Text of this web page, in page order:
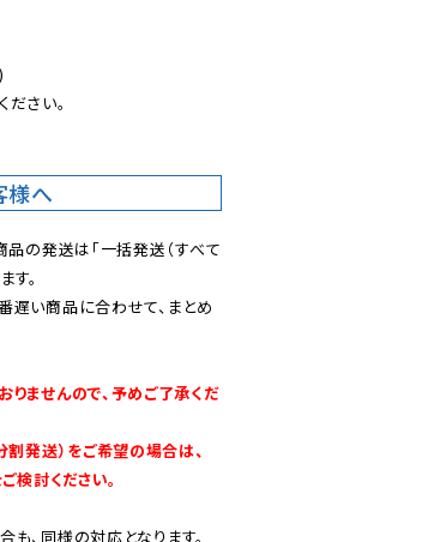
ださい。
様へ
品の発送は「一括発送（すべて
す。
遅い商品に合わせて、まとめ
ませんので、予めご了承くだ
割発送）をご希望の場合は、
検討ください。
、同様の対応となります。